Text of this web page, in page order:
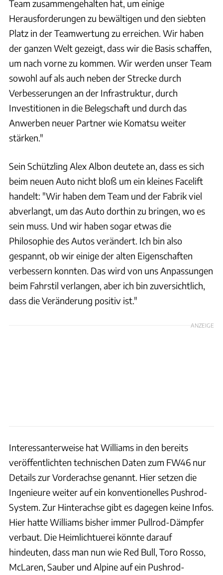
Team zusammengehalten hat, um einige
Herausforderungen zu bewältigen und den siebten
Platz in der Teamwertung zu erreichen. Wir haben
der ganzen Welt gezeigt, dass wir die Basis schaffen,
um nach vorne zu kommen. Wir werden unser Team
sowohl auf als auch neben der Strecke durch
Verbesserungen an der Infrastruktur, durch
Investitionen in die Belegschaft und durch das
Anwerben neuer Partner wie Komatsu weiter
stärken."
Sein Schützling Alex Albon deutete an, dass es sich
beim neuen Auto nicht bloß um ein kleines Facelift
handelt: "Wir haben dem Team und der Fabrik viel
abverlangt, um das Auto dorthin zu bringen, wo es
sein muss. Und wir haben sogar etwas die
Philosophie des Autos verändert. Ich bin also
gespannt, ob wir einige der alten Eigenschaften
verbessern konnten. Das wird von uns Anpassungen
beim Fahrstil verlangen, aber ich bin zuversichtlich,
dass die Veränderung positiv ist."
ANZEIGE
Interessanterweise hat Williams in den bereits
veröffentlichten technischen Daten zum FW46 nur
Details zur Vorderachse genannt. Hier setzen die
Ingenieure weiter auf ein konventionelles Pushrod-
System. Zur Hinterachse gibt es dagegen keine Infos.
Hier hatte Williams bisher immer Pullrod-Dämpfer
verbaut. Die Heimlichtuerei könnte darauf
hindeuten, dass man nun wie Red Bull, Toro Rosso,
McLaren, Sauber und Alpine auf ein Pushrod-